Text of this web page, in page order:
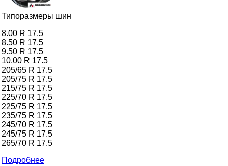
Типоразмеры шин
8.00 R 17.5
8.50 R 17.5
9.50 R 17.5
10.00 R 17.5
205/65 R 17.5
205/75 R 17.5
215/75 R 17.5
225/70 R 17.5
225/75 R 17.5
235/75 R 17.5
245/70 R 17.5
245/75 R 17.5
265/70 R 17.5
Подробнее